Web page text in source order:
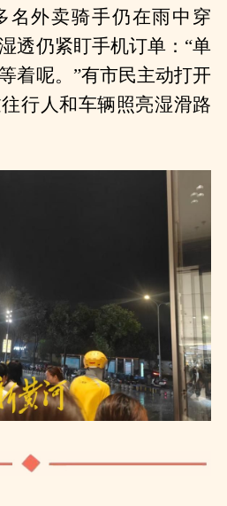
名外卖骑手仍在雨中穿
透仍紧盯手机订单：“单
着呢。”有市民主动打开
行人和车辆照亮湿滑路